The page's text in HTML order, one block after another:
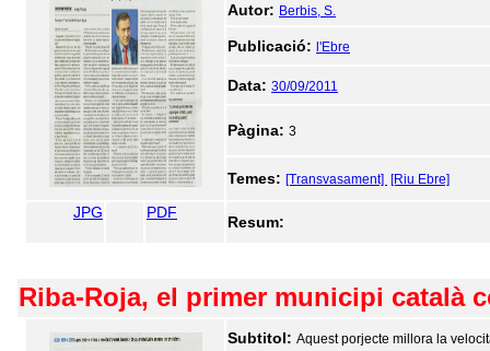
Autor: Berbis, S.
Publicació: l'Ebre
Data: 30/09/2011
Pàgina: 3
Temes: [Transvasament] [Riu Ebre]
JPG PDF
Resum:
Riba-Roja, el primer municipi català
Subtitol: Aquest porjecte millora la